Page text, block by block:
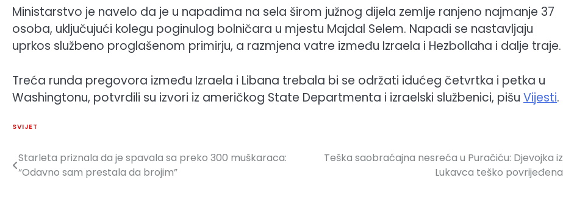
Ministarstvo je navelo da je u napadima na sela širom južnog dijela zemlje ranjeno najmanje 37
osoba, uključujući kolegu poginulog bolničara u mjestu Majdal Selem. Napadi se nastavljaju
uprkos službeno proglašenom primirju, a razmjena vatre između Izraela i Hezbollaha i dalje traje.
Treća runda pregovora između Izraela i Libana trebala bi se održati idućeg četvrtka i petka u
Washingtonu, potvrdili su izvori iz američkog State Departmenta i izraelski službenici, pišu Vijesti.
SVIJET
Navigacija
Starleta priznala da je spavala sa preko 300 muškaraca:
“Odavno sam prestala da brojim”
Teška saobraćajna nesreća u Puračiću: Djevojka iz
Lukavca teško povrijeđena